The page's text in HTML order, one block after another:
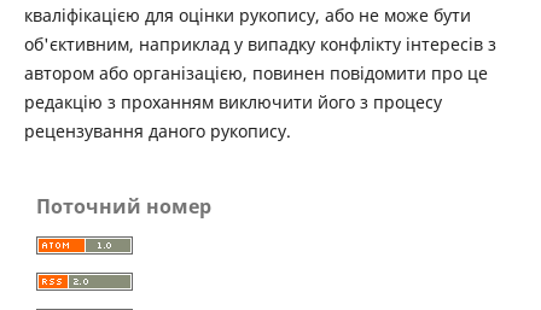
кваліфікацією для оцінки рукопису, або не може бути
об'єктивним, наприклад у випадку конфлікту інтересів з
автором або організацією, повинен повідомити про це
редакцію з проханням виключити його з процесу
рецензування даного рукопису.
Поточний номер